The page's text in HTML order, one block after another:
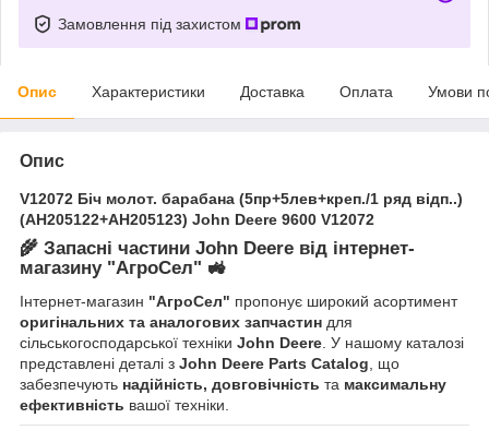
Замовлення під захистом
Опис Характеристики Доставка Оплата Умови
Опис
V12072 Біч молот. барабана (5пр+5лев+креп./1 ряд відп..)
(AH205122+AH205123) John Deere 9600 V12072
🌾 Запасні частини John Deere від інтернет-
магазину "АгроСел" 🚜
Інтернет-магазин "АгроСел" пропонує широкий асортимент
оригінальних та аналогових запчастин для
сільськогосподарської техніки John Deere . У нашому каталозі
представлені деталі з John Deere Parts Catalog , що
забезпечують надійність, довговічність та максимальну
ефективність вашої техніки.